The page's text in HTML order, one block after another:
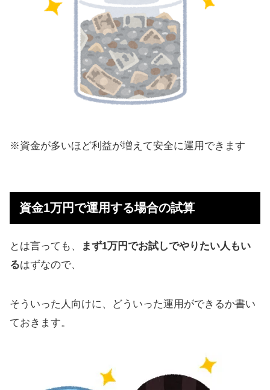
※資金が多いほど利益が増えて安全に運用できます
資金1万円で運用する場合の試算
とは言っても、
まず1万円でお試しでやりたい人もい
るはずなので、
そういった人向けに、どういった運用ができるか書い
ておきます。